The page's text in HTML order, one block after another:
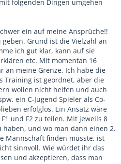
folgenden Dingen umgehen
ein auf meine Ansprüche!!
Grund ist die Vielzahl an
ich gut klar, kann auf sie
etc. Mit momentan 16
an meine Grenze. Ich habe die
Training ist geordnet, aber die
wollen nicht helfen und auch
ein C-Jugend Spieler als Co-
erfolglos. Ein Ansatz wäre
und F2 zu teilen. Mit jeweils 8
und wo man dann einen 2.
Mannschaft finden müsste, ist
sinnvoll. Wie würdet ihr das
und akzeptieren, dass man